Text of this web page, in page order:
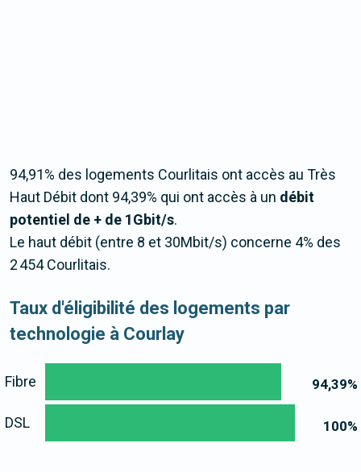
94,91% des logements Courlitais ont accès au Très
Haut Débit dont 94,39% qui ont accès à un débit
potentiel de + de 1Gbit/s.
Le haut débit (entre 8 et 30Mbit/s) concerne 4% des
2 454 Courlitais.
Taux d'éligibilité des logements par
technologie à Courlay
94,39%
100%
Fibre
DSL